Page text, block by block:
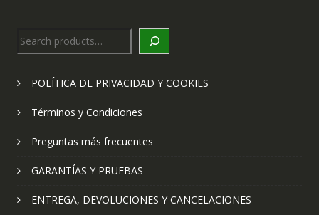
Search
POLÍTICA DE PRIVACIDAD Y COOKIES
Términos y Condiciones
Preguntas más frecuentes
GARANTÍAS Y PRUEBAS
ENTREGA, DEVOLUCIONES Y CANCELACIONES